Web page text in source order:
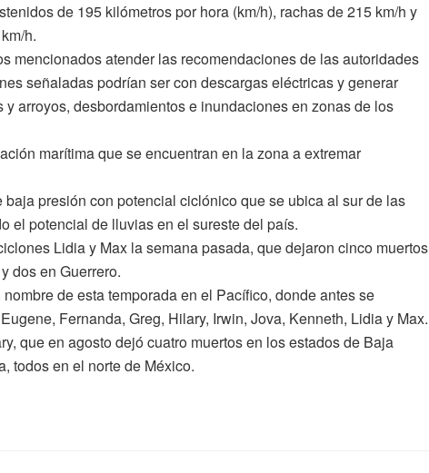
de 195 kilómetros por hora (km/h), rachas de 215 km/h y
h.
mencionados atender las recomendaciones de las autoridades
señaladas podrían ser con descargas eléctricas y generar
arroyos, desbordamientos e inundaciones en zonas de los
marítima que se encuentran en la zona a extremar
presión con potencial ciclónico que se ubica al sur de las
el potencial de lluvias en el sureste del país.
Lidia y Max la semana pasada, que dejaron cinco muertos
dos en Guerrero.
de esta temporada en el Pacífico, donde antes se
Fernanda, Greg, Hilary, Irwin, Jova, Kenneth, Lidia y Max.
que en agosto dejó cuatro muertos en los estados de Baja
todos en el norte de México.